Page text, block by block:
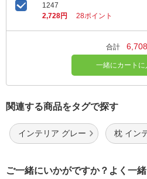
1247
2,728円
28ポイント
合計 6,708
一緒にカートに
関連する商品をタグで探す
インテリア グレー 枕 イン
ご一緒にいかがですか？よく一